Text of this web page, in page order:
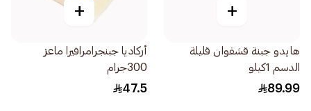
+
هايدو جبنة قشقوان قليلة
الدسم 1كيلو
89.99
+
أركاديا جبنجرامرافيرا ماعز
300جرام
47.5